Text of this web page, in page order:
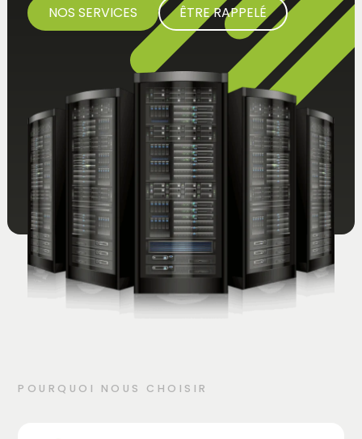
NOS SERVICES ÊTRE RAPPELÉ
POURQUOI NOUS CHOISIR